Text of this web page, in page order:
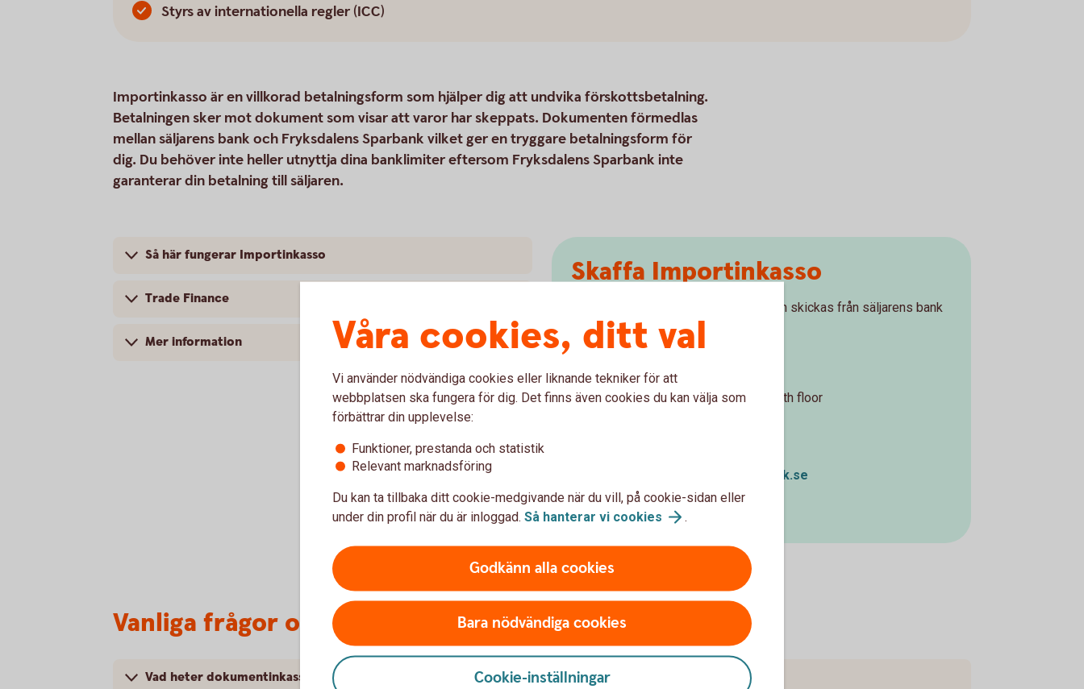
Styrs av internationella regler (ICC)
Importinkasso är en villkorad betalningsform som hjälper dig att undvika förskottsbetalning.
Betalningen sker mot dokument som visar att varor har skeppats. Dokumenten förmedlas
mellan säljarens bank och Fryksdalens Sparbank vilket ger en tryggare betalningsform för
dig. Du behöver inte heller utnyttja dina banklimiter eftersom Fryksdalens Sparbank inte
garanterar din betalning till säljaren.
Så här fungerar Importinkasso
Trade Finance
Mer information
Skaffa Importinkasso
Importinkasso initieras av säljaren och skickas från säljarens bank
till:
Attn: Trade Finance.
Services Lithuania Giedraiciu Str 3, 16th floor
tfsvilnius@swedbank.se
Telefonnummer:
Vanliga frågor och svar
Vad heter dokumentinkasso på engelska?
Våra cookies, ditt val
Vi använder nödvändiga cookies eller liknande tekniker för att
webbplatsen ska fungera för dig. Det finns även cookies du kan välja som
förbättrar din upplevelse:
Funktioner, prestanda och statistik
Relevant marknadsföring
Du kan ta tillbaka ditt cookie-medgivande när du vill, på cookie-sidan eller
under din profil när du är inloggad. Så hanterar vi cookies .
Godkänn alla cookies
Bara nödvändiga cookies
Cookie-inställningar